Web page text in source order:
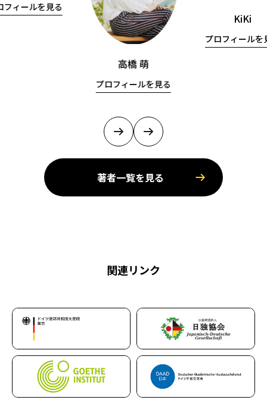
フィールを見る
高橋 萌
プロフィールを見る
KiKi
プロフィールを
著者一覧を見る
関連リンク